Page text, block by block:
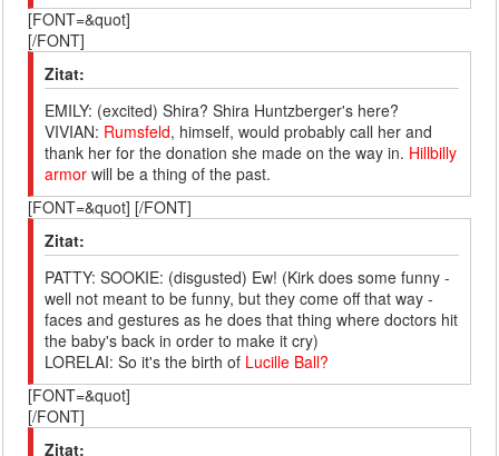
[FONT=&quot]
[/FONT]
Zitat:
EMILY: (excited) Shira? Shira Huntzberger's here?
VIVIAN: Rumsfeld, himself, would probably call her and
thank her for the donation she made on the way in. Hillbilly
armor will be a thing of the past.
[FONT=&quot] [/FONT]
Zitat:
PATTY: SOOKIE: (disgusted) Ew! (Kirk does some funny -
well not meant to be funny, but they come off that way -
faces and gestures as he does that thing where doctors hit
the baby's back in order to make it cry)
LORELAI: So it's the birth of Lucille Ball?
[FONT=&quot]
[/FONT]
Zitat: